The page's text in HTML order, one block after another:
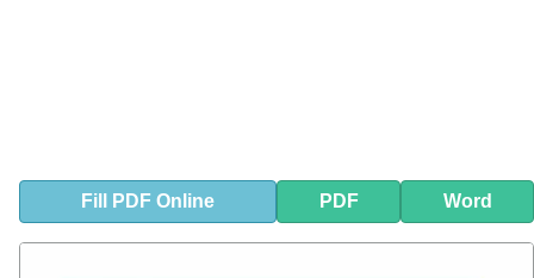
Fill PDF Online PDF Word